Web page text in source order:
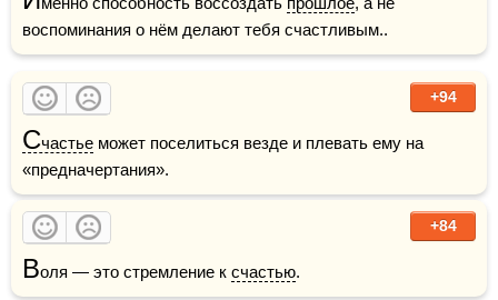
воспоминания о нём делают тебя счастливым..
+94
Счастье может поселиться везде и плевать ему на
«предначертания».
+84
Воля — это стремление к счастью.